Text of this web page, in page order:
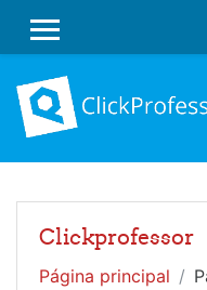
PAINEL LATERAL
Clickprofessor
Página principal